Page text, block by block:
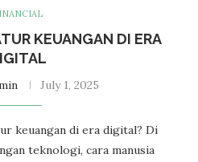
KEUANGAN DI ERA
July 1, 2025
keuangan di era digital? Di
teknologi, cara manusia